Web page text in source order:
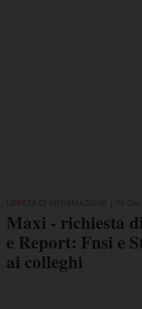
LIBERTÀ DI INFORMAZIONE
Maxi - richiesta
e Report: Fnsi e
ai colleghi